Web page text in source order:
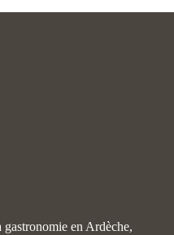
gastronomie en Ardèche,